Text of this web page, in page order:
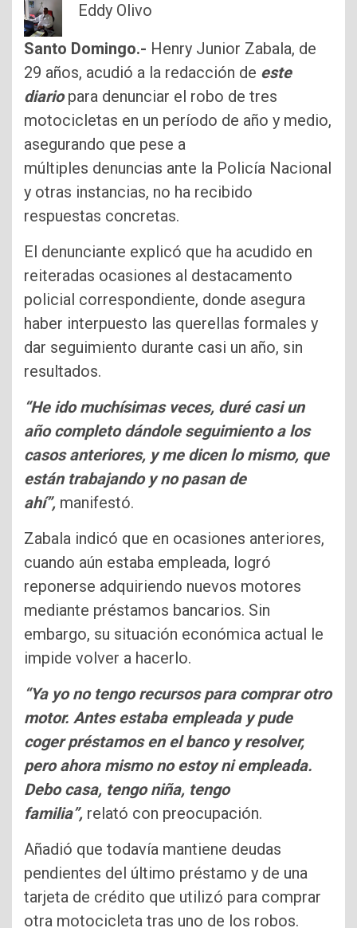
Eddy Olivo
Santo Domingo.- Henry Junior Zabala, de
29 años, acudió a la redacción de este
diariopara denunciar el robo de tres
motocicletas en un período de año y medio,
asegurando que pese a
múltiples denuncias ante la Policía Nacional
y otras instancias, no ha recibido
respuestas concretas.
El denunciante explicó que ha acudido en
reiteradas ocasiones al destacamento
policial correspondiente, donde asegura
haber interpuesto las querellas formales y
dar seguimiento durante casi un año, sin
resultados.
“He ido muchísimas veces, duré casi un
año completo dándole seguimiento a los
casos anteriores, y me dicen lo mismo, que
están trabajando y no pasan de
ahí”, manifestó.
Zabala indicó que en ocasiones anteriores,
cuando aún estaba empleada, logró
reponerse adquiriendo nuevos motores
mediante préstamos bancarios. Sin
embargo, su situación económica actual le
impide volver a hacerlo.
“Ya yo no tengo recursos para comprar otro
motor. Antes estaba empleada y pude
coger préstamos en el banco y resolver,
pero ahora mismo no estoy ni empleada.
Debo casa, tengo niña, tengo
familia”, relató con preocupación.
Añadió que todavía mantiene deudas
pendientes del último préstamo y de una
tarjeta de crédito que utilizó para comprar
otra motocicleta tras uno de los robos.